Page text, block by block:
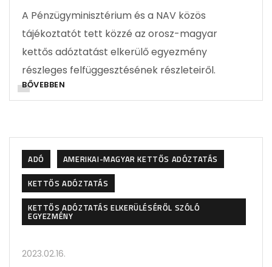
A Pénzügyminisztérium és a NAV közös
tájékoztatót tett közzé az orosz-magyar
kettős adóztatást elkerülő egyezmény
részleges felfüggesztésének részleteiről.
BŐVEBBEN
ADÓ
AMERIKAI-MAGYAR KETTŐS ADÓZTATÁS
KETTŐS ADÓZTATÁS
KETTŐS ADÓZTATÁS ELKERÜLÉSÉRŐL SZÓLÓ
EGYEZMÉNY
2023.02.16.